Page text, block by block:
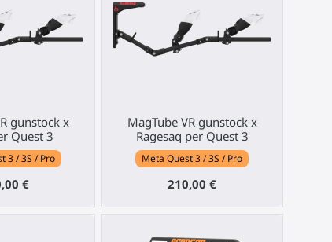
gunstock x
Quest 3
3 / 3S / Pro
€
MagTube VR gunstock x
Ragesaq per Quest 3
Meta Quest 3 / 3S / Pro
210,00 €